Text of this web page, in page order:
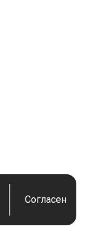
Согласен